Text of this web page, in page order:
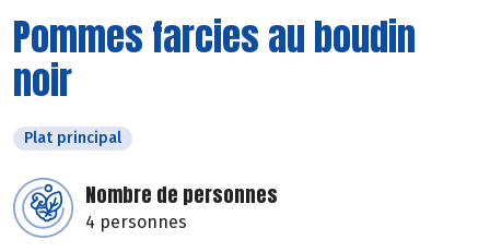
Pommes farcies au boudin
noir
Plat principal
Nombre de personnes
4 personnes